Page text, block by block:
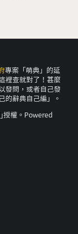
專案「萌典」的延
裡查就對了！甚麼
發問，或者自己發
的辭典自己編」。
授權。Powered